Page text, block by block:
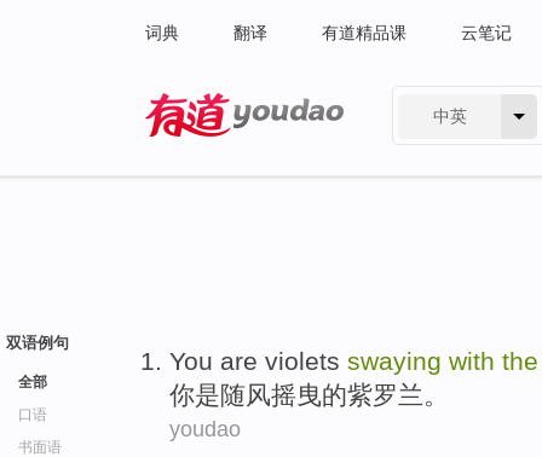
词典 翻译 有道精品课 云笔记
中英
双语例句
全部
口语
书面语
You are violets swaying with
你是随风摇曳的紫罗兰。
youdao